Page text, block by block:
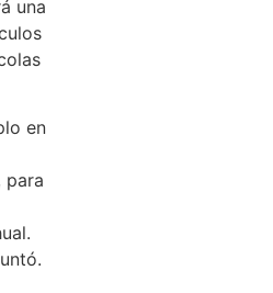
una
en
para